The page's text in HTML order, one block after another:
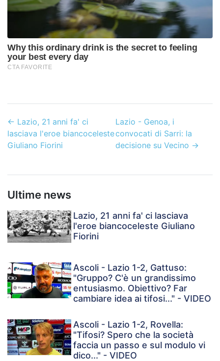
← Lazio, 21 anni fa' ci
lasciava l'eroe biancoceleste
Giuliano Fiorini
Lazio - Genoa, i
convocati di Sarri: la
decisione su Vecino →
Ultime news
Lazio, 21 anni fa' ci lasciava
l'eroe biancoceleste Giuliano
Fiorini
Ascoli - Lazio 1-2, Gattuso:
"Gruppo? C'è un grandissimo
entusiasmo. Obiettivo? Far
cambiare idea ai tifosi..." - VIDEO
Ascoli - Lazio 1-2, Rovella:
"Tifosi? Spero che la società
faccia un passo e sul modulo vi
dico..." - VIDEO